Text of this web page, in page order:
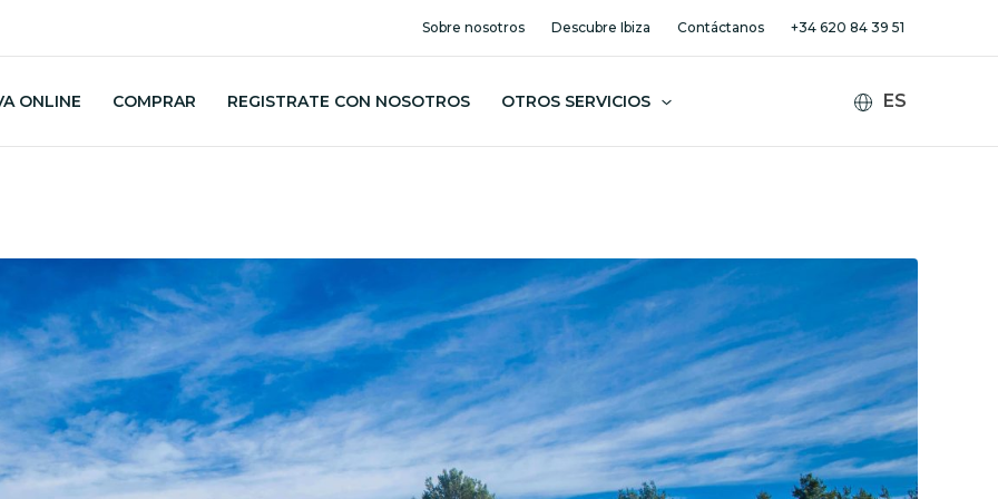
Sobre nosotros Descubre Ibiza Contáctanos +34 620 84 39 51
ONLINE COMPRAR REGISTRATE CON NOSOTROS OTROS SERVICIOS